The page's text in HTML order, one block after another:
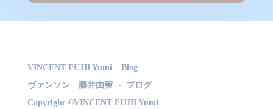
VINCENT FUJII Yumi – Blog
ヴァンソン 藤井由実 － ブログ
Copyright ©VINCENT FUJII Yumi